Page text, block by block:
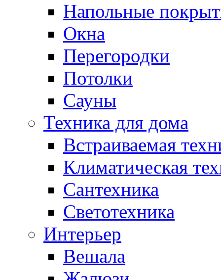
Напольные
Окна
Перегородки
Потолки
Сауны
Техника для дома
Встраиваемая
Климатическая
Сантехника
Светотехника
Интерьер
Вешала